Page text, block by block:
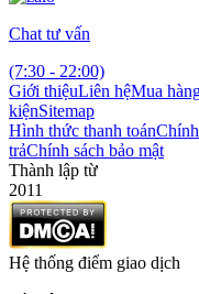
Chat tư vấn
(7:30 - 22:00)
Giới thiệuLiên hệMua
kiệnSitemap
Hình thức thanh toán
trảChính sách bảo mật
Thành lập từ
2011
Hệ thống điểm giao dịch